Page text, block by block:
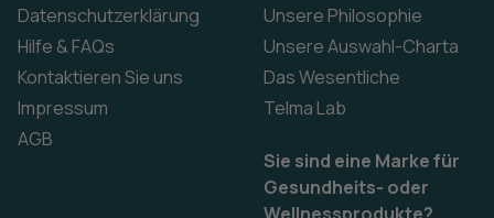
Datenschutzerklärung
Hilfe & FAQs
Kontaktieren Sie uns
Impressum
AGB
Unsere Philosophie
Unsere Auswahl-Charta
Das Wesentliche
Telma Lab
Sie sind eine Marke für
Gesundheits- oder